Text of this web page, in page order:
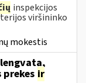
inspekcijos
viršininko
mokestis
ir